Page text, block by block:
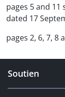
pages 5 and
dated 17
pages 2, 6, 7, 8
Soutien